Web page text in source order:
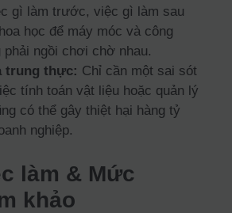
gì làm trước, việc gì làm sau
học để máy móc và công
phải ngồi chơi chờ nhau.
trung thực: Chỉ cần một sai sót
tính toán vật liệu hoặc quản lý
có thể gây thiệt hại hàng tỷ
nghiệp.
làm & Mức
khảo